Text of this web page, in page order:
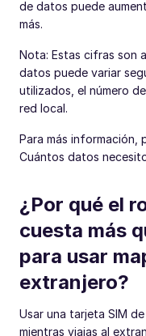
de datos puede
más.
Nota: Estas cifras son
datos puede variar
utilizados, el número
red local.
Para más información,
Cuántos datos
¿Por qué el
cuesta más
para usar
extranjero?
Usar una tarjeta SIM
mientras viajas al